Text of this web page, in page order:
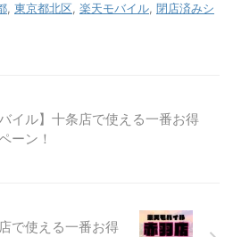
東京都北区 楽天モバイル 閉店済みシ
バイル】十条店で使える一番お得
ーン！
で使える一番お得